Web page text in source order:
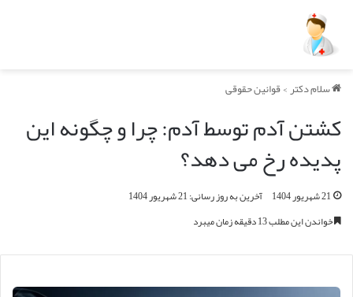
سلام دکتر>قوانین حقوقی
کشتن آدم توسط آدم: چرا و چگونه این
پدیده رخ می دهد؟
21 شهریور 1404
آخرین به روز رسانی: 21 شهریور 1404
خواندن این مطلب 13 دقیقه زمان میبرد